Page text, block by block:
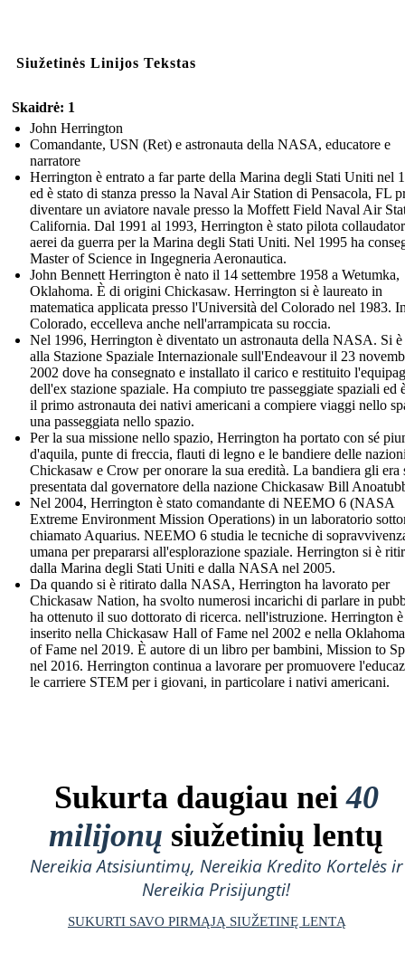
Siužetinės Linijos Tekstas
Skaidrė: 1
John Herrington
Comandante, USN (Ret) e astronauta della NASA, educatore e
narratore
Herrington è entrato a far parte della Marina degli Stati Uniti nel
ed è stato di stanza presso la Naval Air Station di Pensacola, FL
diventare un aviatore navale presso la Moffett Field Naval Air
California. Dal 1991 al 1993, Herrington è stato pilota
aerei da guerra per la Marina degli Stati Uniti. Nel 1995 ha
Master of Science in Ingegneria Aeronautica.
John Bennett Herrington è nato il 14 settembre 1958 a Wetumka,
Oklahoma. È di origini Chickasaw. Herrington si è laureato in
matematica applicata presso l'Università del Colorado nel 1983.
Colorado, eccelleva anche nell'arrampicata su roccia.
Nel 1996, Herrington è diventato un astronauta della NASA. Si è
alla Stazione Spaziale Internazionale sull'Endeavour il 23
2002 dove ha consegnato e installato il carico e restituito
dell'ex stazione spaziale. Ha compiuto tre passeggiate spaziali ed
il primo astronauta dei nativi americani a compiere viaggi nello
una passeggiata nello spazio.
Per la sua missione nello spazio, Herrington ha portato con sé
d'aquila, punte di freccia, flauti di legno e le bandiere delle
Chickasaw e Crow per onorare la sua eredità. La bandiera gli era
presentata dal governatore della nazione Chickasaw Bill
Nel 2004, Herrington è stato comandante di NEEMO 6 (NASA
Extreme Environment Mission Operations) in un laboratorio
chiamato Aquarius. NEEMO 6 studia le tecniche di
umana per prepararsi all'esplorazione spaziale. Herrington si è
dalla Marina degli Stati Uniti e dalla NASA nel 2005.
Da quando si è ritirato dalla NASA, Herrington ha lavorato per
Chickasaw Nation, ha svolto numerosi incarichi di parlare in
ha ottenuto il suo dottorato di ricerca. nell'istruzione. Herrington è
inserito nella Chickasaw Hall of Fame nel 2002 e nella
of Fame nel 2019. È autore di un libro per bambini, Mission to
nel 2016. Herrington continua a lavorare per promuovere
le carriere STEM per i giovani, in particolare i nativi americani.
Sukurta daugiau nei40
milijonų siužetinių lentų
Nereikia Atsisiuntimų, Nereikia Kredito Kortelės ir
Nereikia Prisijungti!
SUKURTI SAVO PIRMĄJĄ SIUŽETINĘ LENTĄ